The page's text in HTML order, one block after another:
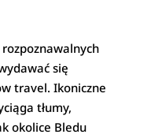
się
travel. Ikoniczne
tłumy,
okolice Bledu